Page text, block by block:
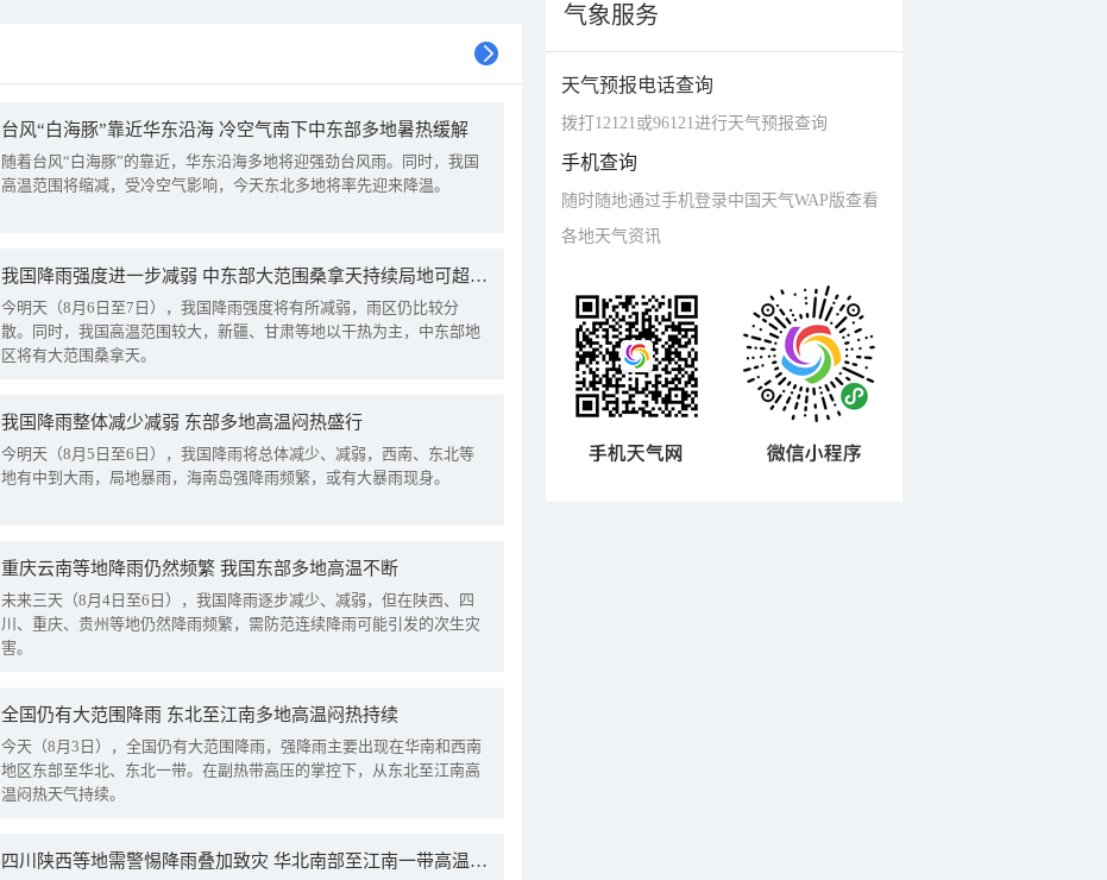
台风“白海豚”靠近华东沿海 冷空气南下中东部多地暑热缓解
随着台风“白海豚”的靠近，华东沿海多地将迎强劲台风雨。同时，我国
高温范围将缩减，受冷空气影响，今天东北多地将率先迎来降温。
我国降雨强度进一步减弱 中东部大范围桑拿天持续局地可超38℃
今明天（8月6日至7日），我国降雨强度将有所减弱，雨区仍比较分
散。同时，我国高温范围较大，新疆、甘肃等地以干热为主，中东部地
区将有大范围桑拿天。
我国降雨整体减少减弱 东部多地高温闷热盛行
今明天（8月5日至6日），我国降雨将总体减少、减弱，西南、东北等
地有中到大雨，局地暴雨，海南岛强降雨频繁，或有大暴雨现身。
重庆云南等地降雨仍然频繁 我国东部多地高温不断
未来三天（8月4日至6日），我国降雨逐步减少、减弱，但在陕西、四
川、重庆、贵州等地仍然降雨频繁，需防范连续降雨可能引发的次生灾
害。
全国仍有大范围降雨 东北至江南多地高温闷热持续
今天（8月3日），全国仍有大范围降雨，强降雨主要出现在华南和西南
地区东部至华北、东北一带。在副热带高压的掌控下，从东北至江南高
温闷热天气持续。
四川陕西等地需警惕降雨叠加致灾 华北南部至江南一带高温频现
气象服务
天气预报电话查询
拨打12121或96121进行天气预报查询
手机查询
随时随地通过手机登录中国天气WAP版查看
各地天气资讯